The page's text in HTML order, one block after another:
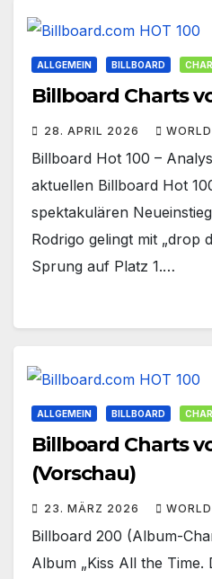
ALLGEMEIN BILLBOARD
Billboard Charts
28. APRIL 2026
Billboard Hot 100 –
aktuellen Billboard Hot
spektakulären
Rodrigo gelingt mit „drop
Sprung auf Platz 1.…
ALLGEMEIN BILLBOARD
Billboard Charts
(Vorschau)
23. MÄRZ 2026
Billboard 200 (Album-
Album „Kiss All the Time.